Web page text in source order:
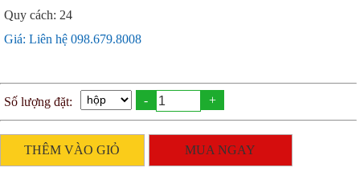
Quy cách: 24
Giá: Liên hệ 098.679.8008
Số lượng đặt: - +
THÊM VÀO GIỎ MUA NGAY